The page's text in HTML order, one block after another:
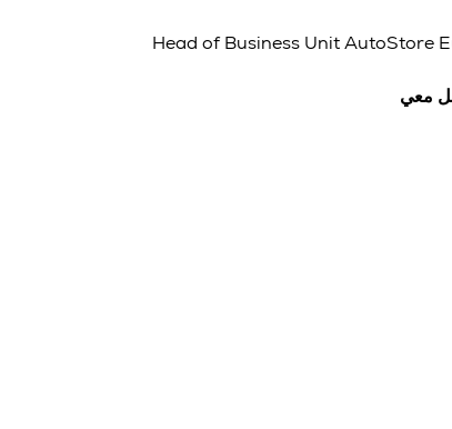
Head of Business Unit AutoStore
معي